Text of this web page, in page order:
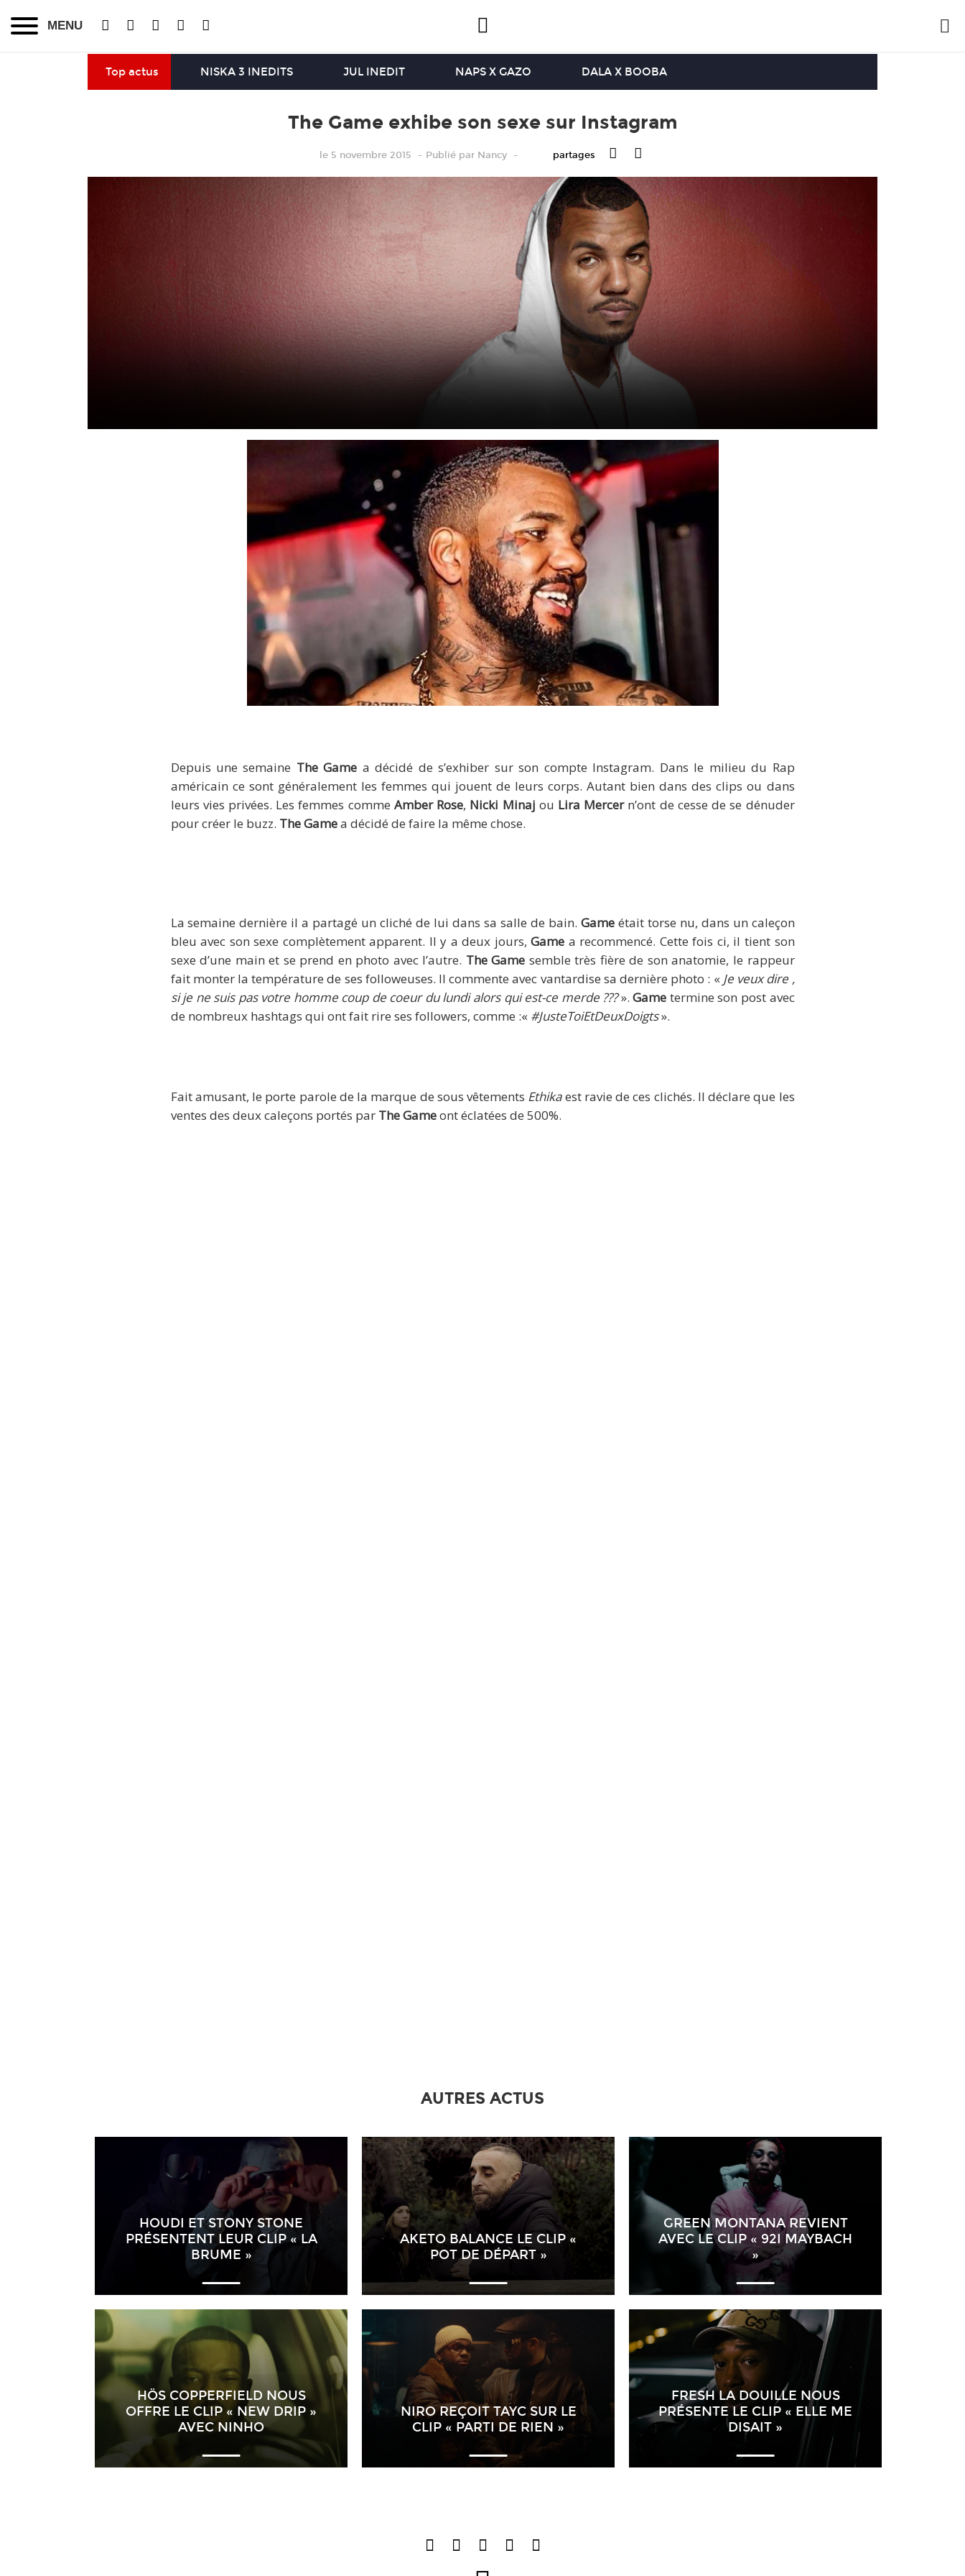
MENU
Top actus NISKA 3 INEDITS JUL INEDIT NAPS X GAZO DALA X BOOBA
The Game exhibe son sexe sur Instagram
le 5 novembre 2015 Publié par Nancy partages
Depuis une semaine The Game a décidé de s’exhiber sur son compte Instagram. Dans le milieu du Rap
américain ce sont généralement les femmes qui jouent de leurs corps. Autant bien dans des clips ou dans
leurs vies privées. Les femmes comme Amber Rose, Nicki Minaj ou Lira Mercern’ont de cesse de se dénuder
pour créer le buzz. The Gamea décidé de faire la même chose.
La semaine dernière il a partagé un cliché de lui dans sa salle de bain. Gameétait torse nu, dans un caleçon
bleu avec son sexe complètement apparent. Il y a deux jours,Game a recommencé. Cette fois ci, il tient son
sexe d’une main et se prend en photo avec l’autre. The Game semble très fière de son anatomie, le rappeur
fait monter la température de ses followeuses. Il commente avec vantardise sa dernière photo : « Je veux dire ,
si je ne suis pas votre homme coup de coeur du lundi alors qui est-ce merde ???».Game termine son post avec
de nombreux hashtags qui ont fait rire ses followers, comme :« #JusteToiEtDeuxDoigts».
Fait amusant, le porte parole de la marque de sous vêtements Ethikaest ravie de ces clichés. Il déclare que les
ventes des deux caleçons portés par The Gameont éclatées de 500%.
AUTRES ACTUS
HOUDI ET STONY STONE
PRÉSENTENT LEUR CLIP « LA
BRUME »
AKETO BALANCE LE CLIP «
POT DE DÉPART »
GREEN MONTANA REVIENT
AVEC LE CLIP « 92I MAYBACH
»
HÖS COPPERFIELD NOUS
OFFRE LE CLIP « NEW DRIP »
AVEC NINHO
NIRO REÇOIT TAYC SUR LE
CLIP « PARTI DE RIEN »
FRESH LA DOUILLE NOUS
PRÉSENTE LE CLIP « ELLE ME
DISAIT »